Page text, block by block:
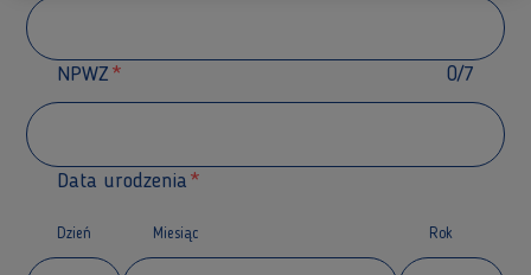
NPWZ 0/7
Data urodzenia
Dzień Miesiąc Rok